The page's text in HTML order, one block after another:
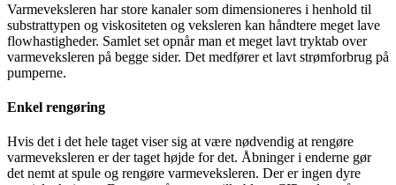
Varmeveksleren har store kanaler som dimensioneres i henhold til
substrattypen og viskositeten og veksleren kan håndtere meget lave
flowhastigheder. Samlet set opnår man et meget lavt tryktab over
varmeveksleren på begge sider. Det medfører et lavt strømforbrug på
pumperne.
Enkel rengøring
Hvis det i det hele taget viser sig at være nødvendig at rengøre
varmeveksleren er der taget højde for det. Åbninger i enderne gør
det nemt at spule og rengøre varmeveksleren. Der er ingen dyre